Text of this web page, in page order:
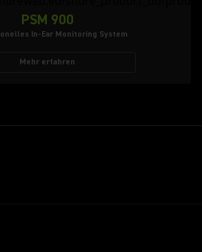
PSM 900
In-Ear Monitoring System
Mehr erfahren